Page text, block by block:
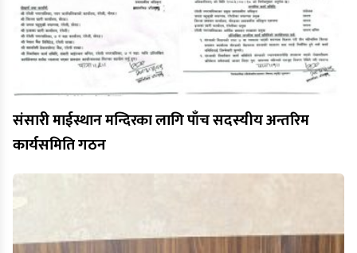
संसारी माईस्थान मन्दिरका लागि पाँच सदस्यीय अन्तरिम
कार्यसमिति गठन